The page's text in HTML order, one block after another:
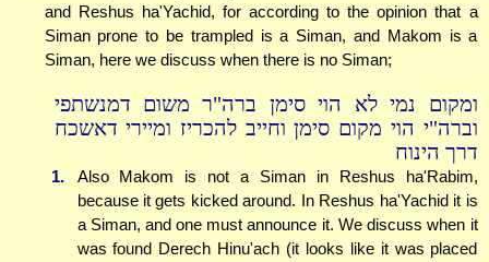
and Reshus ha'Yachid, for according to the opinion that a
Siman prone to be trampled is a Siman, and Makom is a
Siman, here we discuss when there is no Siman;
ומקום נמי לא הוי סימן ברה"ר משום דמנשתפי
וברה"י הוי מקום סימן וחייב להכריז ומיירי דאשכח
דרך הינוח
1.
Also Makom is not a Siman in Reshus ha'Rabim,
because it gets kicked around. In Reshus ha'Yachid it is
a Siman, and one must announce it. We discuss when it
was found Derech Hinu'ach (it looks like it was placed